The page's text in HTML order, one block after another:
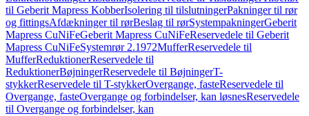
til Geberit Mapress KobberIsolering til tilslutningerPakninger til rør
og fittingsAfdækninger til rørBeslag til rørSystempakningerGeberit
Mapress CuNiFeGeberit Mapress CuNiFeReservedele til Geberit
Mapress CuNiFeSystemrør 2.1972MufferReservedele til
MufferReduktionerReservedele til
ReduktionerBøjningerReservedele til BøjningerT-
stykkerReservedele til T-stykkerOvergange, fasteReservedele til
Overgange, fasteOvergange og forbindelser, kan løsnesReservedele
til Overgange og forbindelser, kan